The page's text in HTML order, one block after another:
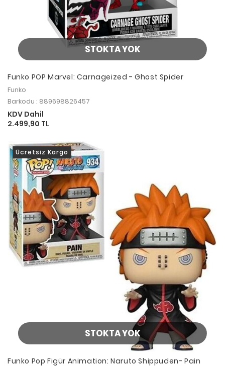
STOKTA YOK
Funko POP Marvel: Carnageized - Ghost Spider
Funko
Barkodu : 889698826457
KDV Dahil
2.499,90 TL
STOKTA YOK
Ücretsiz Kargo
Funko Pop Figür Animation: Naruto Shippuden- Pain